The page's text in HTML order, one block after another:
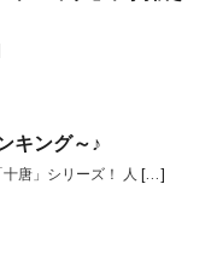
キング～♪
唐」シリーズ！ 人 […]